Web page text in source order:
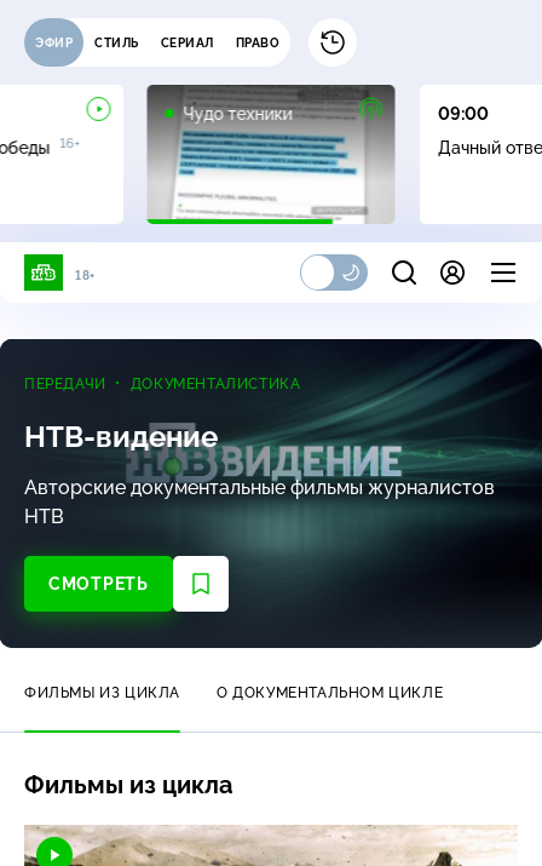
ЭФИР СТИЛЬ СЕРИАЛ ПРАВО
16+
Чудо техники
12+
09:00
Дачный
18+
ПЕРЕДАЧИ ДОКУМЕНТАЛИСТИКА
НТВ-видение
Авторские документальные фильмы журналистов
НТВ
СМОТРЕТЬ
ФИЛЬМЫ ИЗ ЦИКЛА О ДОКУМЕНТАЛЬНОМ ЦИКЛЕ
Фильмы из цикла